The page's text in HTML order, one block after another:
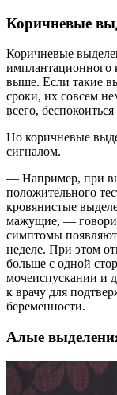
Коричневые
Коричневые
имплантационного
выше. Если такие
сроки, их совсем
всего,
Но коричневые
сигналом.
— Например, при
положительного
кровянистые
мажущие, —
симптомы
неделе. При этом
больше с одной
мочеиспускании и
к врачу для
беременности.
Алые